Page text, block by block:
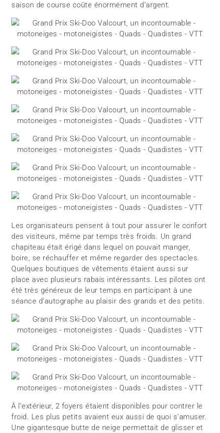
saison de course coûte énormément d’argent.
Les organisateurs pensent à tout pour assurer le confort
des visiteurs, même par temps très froids. Un grand
chapiteau était érigé dans lequel on pouvait manger,
boire, se réchauffer et même regarder des spectacles.
Quelques boutiques de vêtements étaient aussi sur
place avec plusieurs rabais intéressants. Les pilotes ont
été très généreux de leur temps en participant à une
séance d’autographe au plaisir des grands et des petits.
À l’extérieur, 2 foyers étaient disponibles pour contrer le
froid. Les plus petits avaient eux aussi de quoi s’amuser.
Une gigantesque butte de neige permettait de glisser et